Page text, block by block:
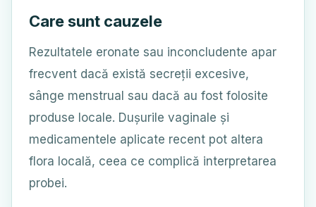
Care sunt cauzele
Rezultatele eronate sau inconcludente apar
frecvent dacă există secreții excesive,
sânge menstrual sau dacă au fost folosite
produse locale. Dușurile vaginale și
medicamentele aplicate recent pot altera
flora locală, ceea ce complică interpretarea
probei.